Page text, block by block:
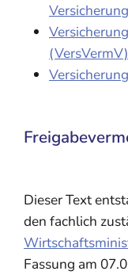
(VersVermV)
Dieser Text
den fachlich
Fassung am